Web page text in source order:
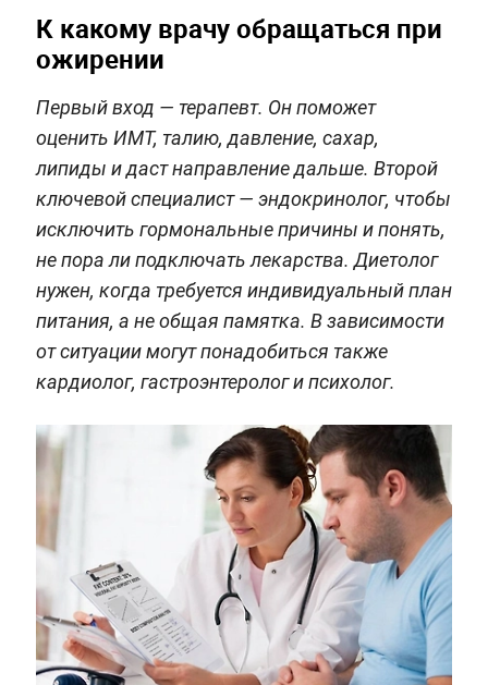
К какому врачу обращаться при
ожирении
Первый вход — терапевт. Он поможет
оценить ИМТ, талию, давление, сахар,
липиды и даст направление дальше. Второй
ключевой специалист — эндокринолог, чтобы
исключить гормональные причины и понять,
не пора ли подключать лекарства. Диетолог
нужен, когда требуется индивидуальный план
питания, а не общая памятка. В зависимости
от ситуации могут понадобиться также
кардиолог, гастроэнтеролог и психолог.